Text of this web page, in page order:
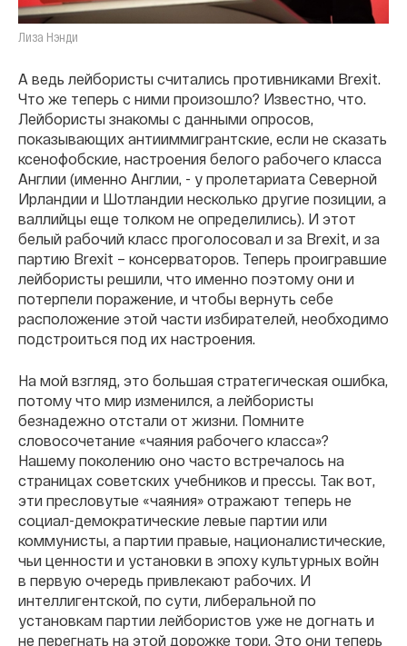
Лиза Нэнди
А ведь лейбористы считались противниками Brexit.
Что же теперь с ними произошло? Известно, что.
Лейбористы знакомы с данными опросов,
показывающих антииммигрантские, если не сказать
ксенофобские, настроения белого рабочего класса
Англии (именно Англии, - у пролетариата Северной
Ирландии и Шотландии несколько другие позиции, а
валлийцы еще толком не определились). И этот
белый рабочий класс проголосовал и за Brexit, и за
партию Brexit – консерваторов. Теперь проигравшие
лейбористы решили, что именно поэтому они и
потерпели поражение, и чтобы вернуть себе
расположение этой части избирателей, необходимо
подстроиться под их настроения.
На мой взгляд, это большая стратегическая ошибка,
потому что мир изменился, а лейбористы
безнадежно отстали от жизни. Помните
словосочетание «чаяния рабочего класса»?
Нашему поколению оно часто встречалось на
страницах советских учебников и прессы. Так вот,
эти пресловутые «чаяния» отражают теперь не
социал-демократические левые партии или
коммунисты, а партии правые, националистические,
чьи ценности и установки в эпоху культурных войн
в первую очередь привлекают рабочих. И
интеллигентской, по сути, либеральной по
установкам партии лейбористов уже не догнать и
не перегнать на этой дорожке тори. Это они теперь